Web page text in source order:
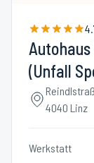
Autohaus
(Unfall
4040 Linz
Werkstatt